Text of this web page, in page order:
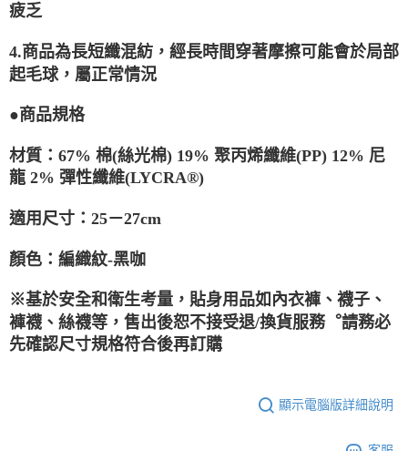
疲乏
4.商品為長短纖混紡，經長時間穿著摩擦可能會於局部
起毛球，屬正常情況
●商品規格
材質： 67% 棉(絲光棉) 19% 聚丙烯纖維(PP) 12% 尼
龍 2% 彈性纖維(LYCRA®)
適用尺寸：25－27cm
顏色： 編織紋-黑咖
※基於安全和衛生考量，貼身用品如內衣褲、襪子、
褲襪、絲襪等，售出後恕不接受退/換貨服務︒請務必
先確認尺寸規格符合後再訂購
顯示電腦版詳細說明